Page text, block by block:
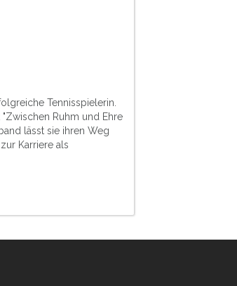
Tennisspielerin.
Ruhm und Ehre
lässt sie ihren Weg
Karriere als